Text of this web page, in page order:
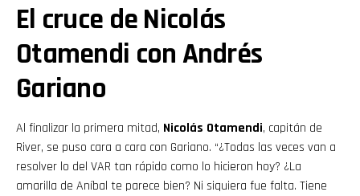
El cruce de Nicolás
Otamendi con Andrés
Gariano
Al finalizar la primera mitad, Nicolás Otamendi, capitán de
River, se puso cara a cara con Gariano. “¿Todas las veces van a
resolver lo del VAR tan rápido como lo hicieron hoy? ¿La
amarilla de Aníbal te parece bien? Ni siquiera fue falta. Tiene